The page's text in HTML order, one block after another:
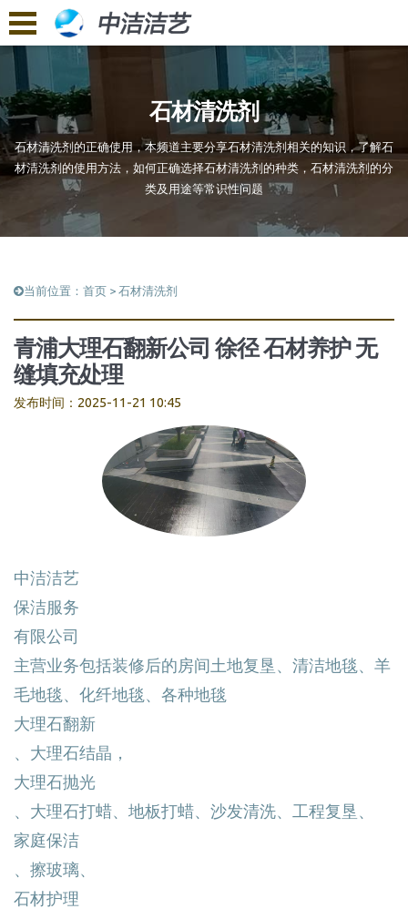
石材清洗剂
石材清洗剂的正确使用，本频道主要分享石材清洗剂相关的知识，了解石
材清洗剂的使用方法，如何正确选择石材清洗剂的种类，石材清洗剂的分
类及用途等常识性问题
当前位置： 首页 > 石材清洗剂
青浦大理石翻新公司 徐径 石材养护 无
缝填充处理
发布时间：2025-11-21 10:45
中洁洁艺
保洁服务
有限公司
主营业务包括装修后的房间土地复垦、清洁地毯、羊
毛地毯、化纤地毯、各种地毯
大理石翻新
、大理石结晶，
大理石抛光
、大理石打蜡、地板打蜡、沙发清洗、工程复垦、
家庭保洁
、擦玻璃、
石材护理